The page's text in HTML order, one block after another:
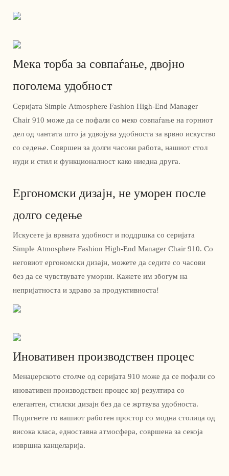
Мека торба за совпаѓање, двојно
поголема удобност
Серијата Simple Atmosphere Fashion High-End Manager
Chair 910 може да се пофали со меко совпаѓање на горниот
дел од чантата што ја удвојува удобноста за врвно искуство
со седење. Совршен за долги часови работа, нашиот стол
нуди и стил и функционалност како ниедна друга.
Ергономски дизајн, не уморен после
долго седење
Искусете ја врвната удобност и поддршка со серијата
Simple Atmosphere Fashion High-End Manager Chair 910. Со
неговиот ергономски дизајн, можете да седите со часови
без да се чувствувате уморни. Кажете им збогум на
непријатноста и здраво за продуктивноста!
Иновативен производствен процес
Менаџерското столче од серијата 910 може да се пофали со
иновативен производствен процес кој резултира со
елегантен, стилски дизајн без да се жртвува удобноста.
Подигнете го вашиот работен простор со модна столица од
висока класа, едноставна атмосфера, совршена за секоја
извршна канцеларија.